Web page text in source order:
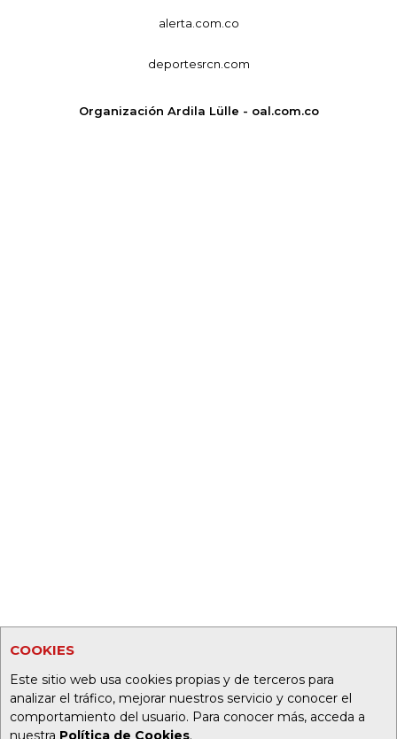
COOKIES
Este sitio web usa cookies propias y de terceros para
analizar el tráfico, mejorar nuestros servicio y conocer el
comportamiento del usuario. Para conocer más, acceda a
nuestra Política de Cookies.
alerta.com.co
deportesrcn.com
Organización Ardila Lülle - oal.com.co